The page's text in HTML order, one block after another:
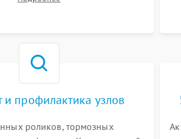
и профилактика узлов
роликов, тормозных